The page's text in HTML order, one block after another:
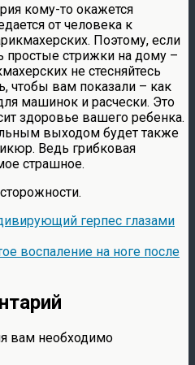
кому-то окажется
от человека к
Поэтому, если
простые стрижки на дому –
не стесняйтесь
чтобы вам показали – как
машинок и расчески. Это
здоровье вашего ребенка.
выходом будет также
Ведь грибковая
страшное.
герпес глазами
воспаление на ноге после
вам необходимо